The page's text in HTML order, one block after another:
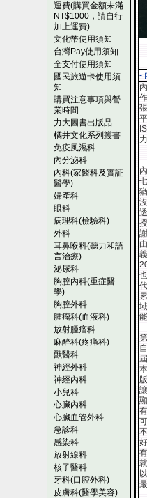
運費(購買金額未滿
NT$1000，請自行
加上運費)
文化幣使用須知
台灣Pay使用須知
全支付使用須知
國民旅遊卡使用須
知
購買注意事項與營
業時間
力大圖書出版品
橘井文化系列叢書
免疫風濕科
內分泌科
內科(家醫科及實証
醫學)
婦產科
眼科
病理科(檢驗科)
外科
耳鼻喉科(聽力和語
言治療)
泌尿科
胸腔內科(重症醫
學)
胸腔外科
腫瘤科(血液科)
放射腫瘤科
麻醉科(疼痛科)
獸醫科
神經外科
神經內科
小兒科
心臟內科
心臟血管外科
急診科
感染科
放射線科
核子醫科
牙科(口腔外科)
皮膚科(醫學美容)
-